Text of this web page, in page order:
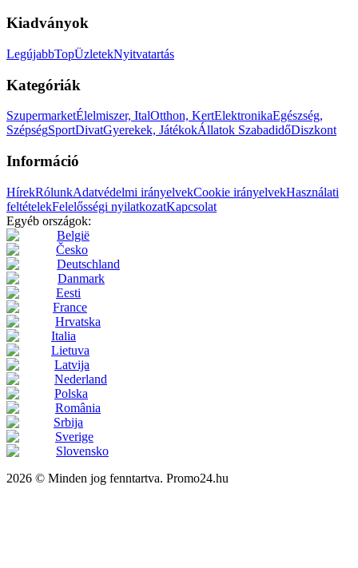
Kiadványok
LegújabbTopÜzletekNyitvatartás
Kategóriák
SzupermarketÉlelmiszer, ItalOtthon, KertElektronikaEgészség,
SzépségSportDivatGyerekek, JátékokÁllatok SzabadidőDiszkont
Információ
HírekRólunkAdatvédelmi irányelvekCookie irányelvekHasználati
feltételekFelelősségi nyilatkozatKapcsolat
Egyéb országok:
België
Česko
Deutschland
Danmark
Eesti
France
Hrvatska
Italia
Lietuva
Latvija
Nederland
Polska
România
Srbija
Sverige
Slovensko
2026 © Minden jog fenntartva. Promo24.hu